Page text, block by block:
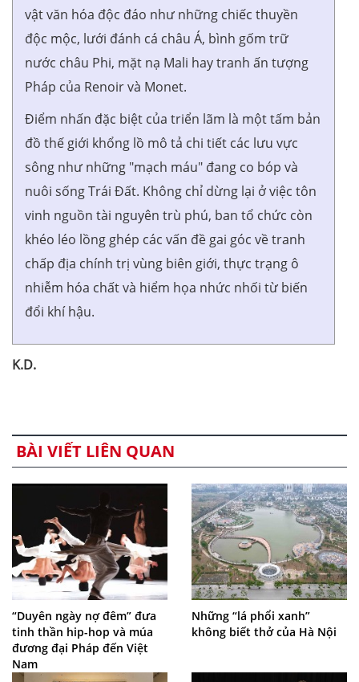
vật văn hóa độc đáo như những chiếc thuyền
độc mộc, lưới đánh cá châu Á, bình gốm trữ
nước châu Phi, mặt nạ Mali hay tranh ấn tượng
Pháp của Renoir và Monet.
Điểm nhấn đặc biệt của triển lãm là một tấm bản
đồ thế giới khổng lồ mô tả chi tiết các lưu vực
sông như những "mạch máu" đang co bóp và
nuôi sống Trái Đất. Không chỉ dừng lại ở việc tôn
vinh nguồn tài nguyên trù phú, ban tổ chức còn
khéo léo lồng ghép các vấn đề gai góc về tranh
chấp địa chính trị vùng biên giới, thực trạng ô
nhiễm hóa chất và hiểm họa nhức nhối từ biến
đổi khí hậu.
K.D.
BÀI VIẾT LIÊN QUAN
“Duyên ngày nợ đêm” đưa
tinh thần hip-hop và múa
đương đại Pháp đến Việt
Nam
Những “lá phổi xanh”
không biết thở của Hà Nội